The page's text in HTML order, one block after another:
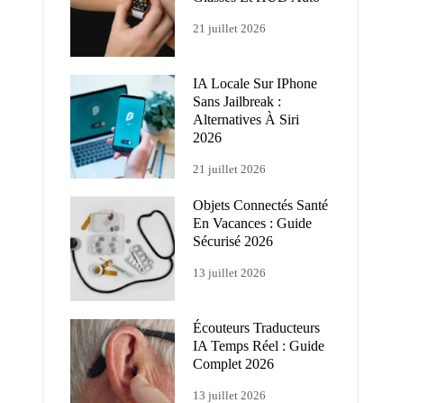
21 juillet 2026
IA Locale Sur IPhone
Sans Jailbreak :
Alternatives À Siri
2026
21 juillet 2026
Objets Connectés Santé
En Vacances : Guide
Sécurisé 2026
13 juillet 2026
Écouteurs Traducteurs
IA Temps Réel : Guide
Complet 2026
13 juillet 2026